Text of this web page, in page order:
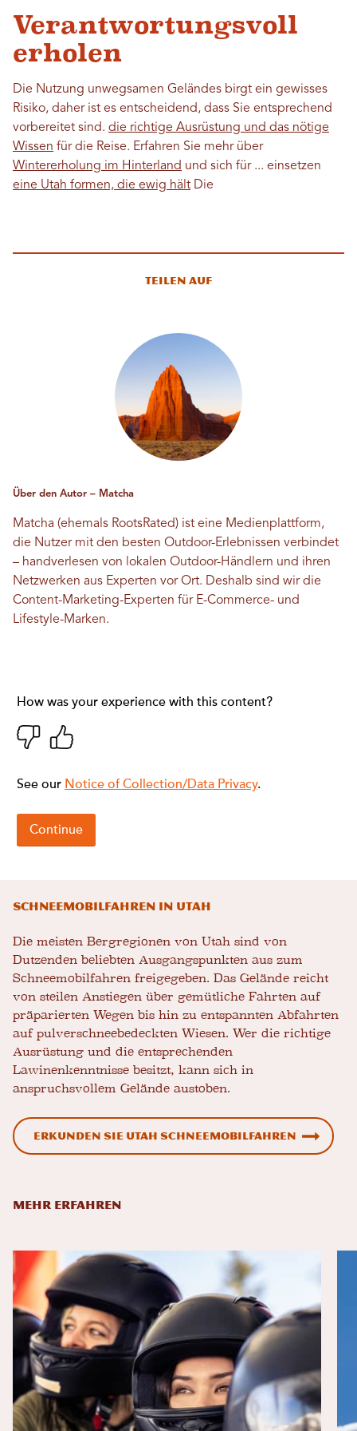
Verantwortungsvoll
erholen
Die Nutzung unwegsamen Geländes birgt ein gewisses
Risiko, daher ist es entscheidend, dass Sie entsprechend
vorbereitet sind. die richtige Ausrüstung und das nötige
Wissen für die Reise. Erfahren Sie mehr über
Wintererholung im Hinterland und sich für ... einsetzen
eine Utah formen, die ewig hält Die
Teilen auf
Über den Autor – Matcha
Matcha (ehemals RootsRated) ist eine Medienplattform,
die Nutzer mit den besten Outdoor-Erlebnissen verbindet
– handverlesen von lokalen Outdoor-Händlern und ihren
Netzwerken aus Experten vor Ort. Deshalb sind wir die
Content-Marketing-Experten für E-Commerce- und
Lifestyle-Marken.
Schneemobilfahren in Utah
Die meisten Bergregionen von Utah sind von
Dutzenden beliebten Ausgangspunkten aus zum
Schneemobilfahren freigegeben. Das Gelände reicht
von steilen Anstiegen über gemütliche Fahrten auf
präparierten Wegen bis hin zu entspannten Abfahrten
auf pulverschneebedeckten Wiesen. Wer die richtige
Ausrüstung und die entsprechenden
Lawinenkenntnisse besitzt, kann sich in
anspruchsvollem Gelände austoben.
Erkunden Sie Utah Schneemobilfahren
MEHR ERFAHREN